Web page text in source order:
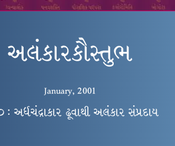
અલંકારકૌસ્તુભ
January, 2001
: અર્ધચંદ્રાકાર ઢૂવાથી અલંકાર સંપ્રદાય